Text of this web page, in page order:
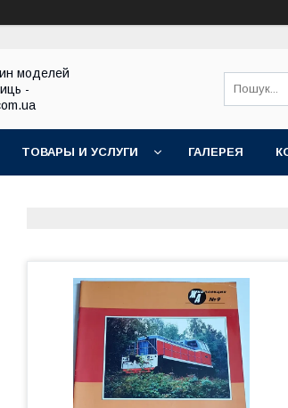
моделей
-
ТОВАРЫ И УСЛУГИ ГАЛЕРЕЯ